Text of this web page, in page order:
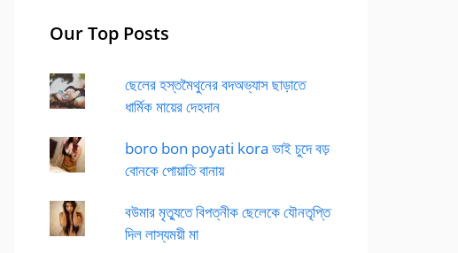
Our Top Posts
ছেলের হস্তমৈথুনের বদঅভ্যাস ছাড়াতে
ধার্মিক মায়ের দেহদান
boro bon poyati kora ভাই চুদে বড়
বোনকে পোয়াতি বানায়
বউমার মৃত্যুতে বিপত্নীক ছেলেকে যৌনতৃপ্তি
দিল লাস্যময়ী মা